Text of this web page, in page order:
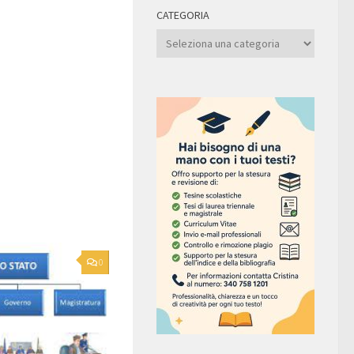
0
CATEGORIA
Categoria